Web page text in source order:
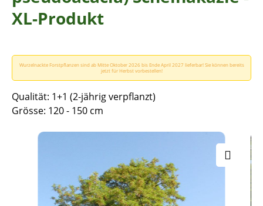
XL-Produkt
Wurzelnackte Forstpflanzen sind ab Mitte Oktober 2026 bis Ende April 2027 lieferbar! Sie können bereits
jetzt für Herbst vorbestellen!
Qualität: 1+1 (2-jährig verpflanzt)
Grösse: 120 - 150 cm